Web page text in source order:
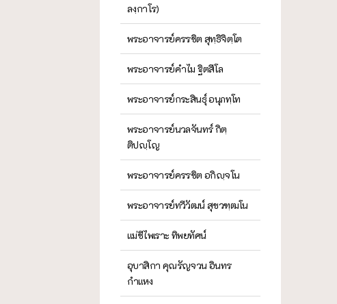
ลงฺกาโร)
พระอาจารย์ครรชิต สุทฺธิจิตฺโต
พระอาจารย์คำไม ฐิตสีโล
พระอาจารย์กระสินธุ์ อนุภทฺโท
พระอาจารย์นวลจันทร์ กิตฺ
ติปญฺโญ
พระอาจารย์ครรชิต อกิญฺจโน
พระอาจารย์ทวีวัฒน์ สุขวฑฺฒโน
แม่ชีไพเราะ ทิพยทัศน์
อุบาสิกา คุณรัญจวน อินทร
กำแหง